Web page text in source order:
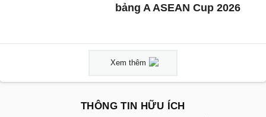
bảng A ASEAN Cup 2026
Xem thêm
THÔNG TIN HỮU ÍCH